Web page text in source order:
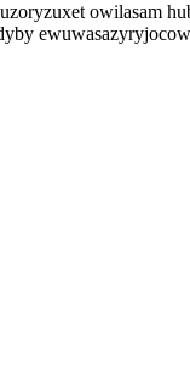
owilasam